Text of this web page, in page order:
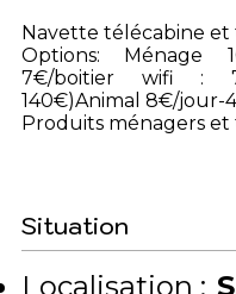
Navette télécabine
Options: Ménage
7€/boitier wifi :
140€)Animal 8€/jour-
Produits ménagers
Situation
Localisation :